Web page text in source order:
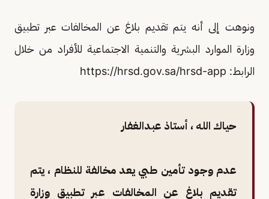
ونوهت إلى أنه يتم تقديم بلاغ عن المخالفات عبر تطبيق
وزارة الموارد البشرية والتنمية الاجتماعية للأفراد من خلال
الرابط: https://hrsd.gov.sa/hrsd-app
حياك الله ، أستاذ عبدالغفار
عدم وجود تأمين طبي يعد مخالفة للنظام ، يتم
تقديم بلاغ عن المخالفات عبر تطبيق وزارة